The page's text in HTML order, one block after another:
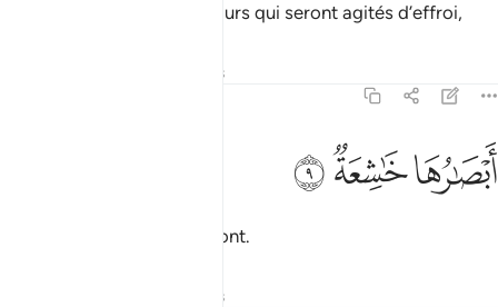
Ce jour-là, il y aura des cœurs qui seront agités d’effroi,
Réflexions
ابصارها خاشعة ٩
أَبْصَـٰرُهَا خَـٰشِعَةٌۭ ٩
ﲬﲭﲮ
et leurs regards se baisseront.
Réflexions